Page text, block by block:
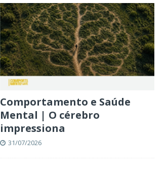
Comportamento e Saúde
Mental | O cérebro
impressiona
31/07/2026